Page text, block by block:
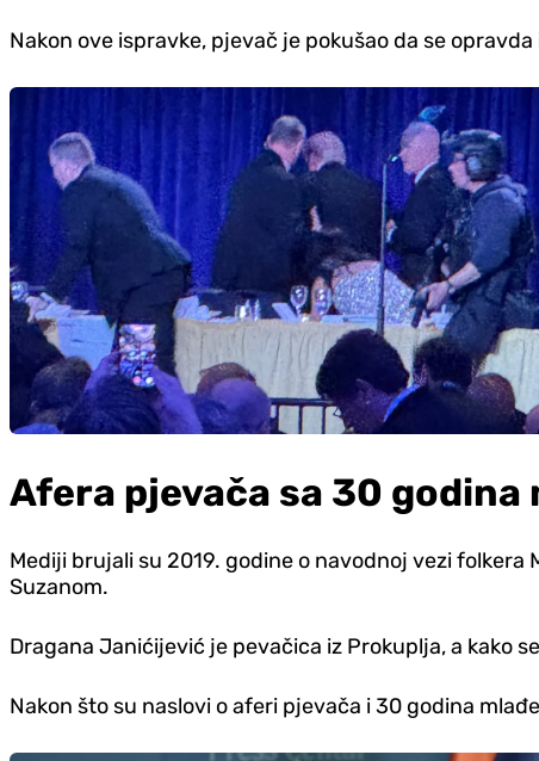
Nakon ove ispravke, pjevač je pokušao da se opravda
Afera pjevača sa 30 godina
Mediji brujali su 2019. godine o navodnoj vezi
Suzanom.
Dragana Janićijević je pevačica iz Prokuplja, a kako
Nakon što su naslovi o aferi pjevača i 30 godina